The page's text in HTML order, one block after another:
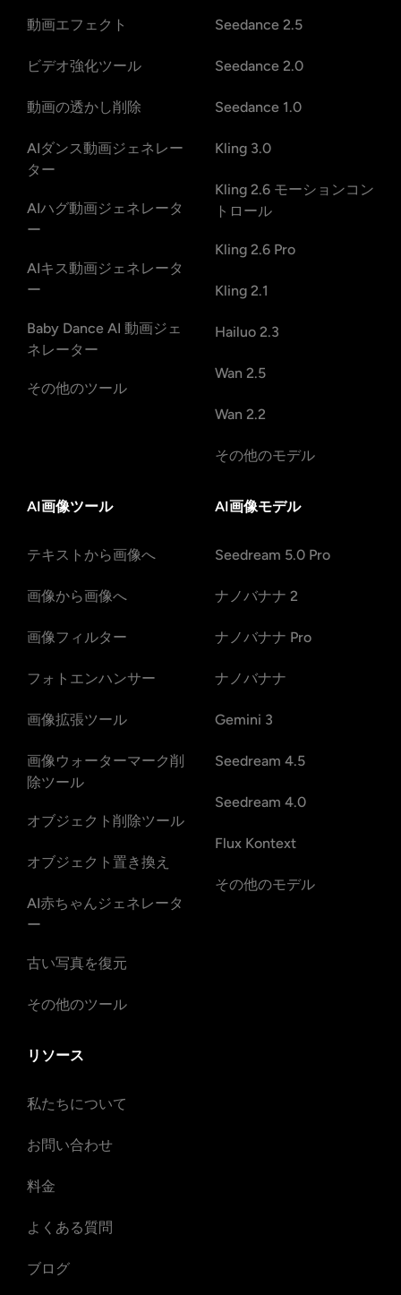
動画エフェクト
ビデオ強化ツール
動画の透かし削除
AIダンス動画ジェネレー
ター
AIハグ動画ジェネレータ
ー
AIキス動画ジェネレータ
ー
Baby Dance AI 動画ジェ
ネレーター
その他のツール
Seedance 2.5
Seedance 2.0
Seedance 1.0
Kling 3.0
Kling 2.6 モーションコン
トロール
Kling 2.6 Pro
Kling 2.1
Hailuo 2.3
Wan 2.5
Wan 2.2
その他のモデル
AI画像ツール
テキストから画像へ
画像から画像へ
画像フィルター
フォトエンハンサー
画像拡張ツール
画像ウォーターマーク削
除ツール
オブジェクト削除ツール
オブジェクト置き換え
AI赤ちゃんジェネレータ
ー
古い写真を復元
その他のツール
AI画像モデル
Seedream 5.0 Pro
ナノバナナ 2
ナノバナナ Pro
ナノバナナ
Gemini 3
Seedream 4.5
Seedream 4.0
Flux Kontext
その他のモデル
リソース
私たちについて
お問い合わせ
料金
よくある質問
ブログ